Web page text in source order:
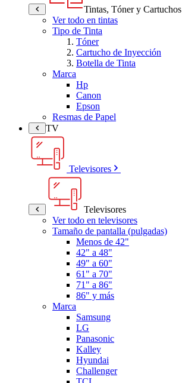
Tintas, Tóner y Cartuchos
Ver todo en tintas
Tipo de Tinta
Tóner
Cartucho de Inyección
Botella de Tinta
Marca
Hp
Canon
Epson
Resmas de Papel
TV
Televisores
Televisores
Ver todo en televisores
Tamaño de pantalla (pulgadas)
Menos de 42"
42" a 48"
49" a 60"
61" a 70"
71" a 86"
86" y más
Marca
Samsung
LG
Panasonic
Kalley
Hyundai
Challenger